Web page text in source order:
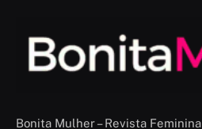
Bonita Mulher – Revista Feminina